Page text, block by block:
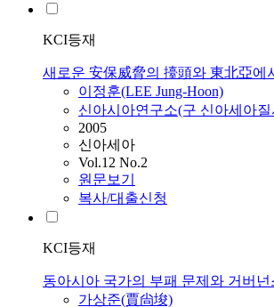
KCI등재
새로운 安保威脅의 擡頭와 東北亞에
이정훈(LEE Jung-Hoon)
신아시아연구소(구 신아세아
2005
신아세아
Vol.12 No.2
원문보기
복사/대출신청
KCI등재
동아시아 국가의 부패 문제와 거버넌
가상준(賈尙埈)